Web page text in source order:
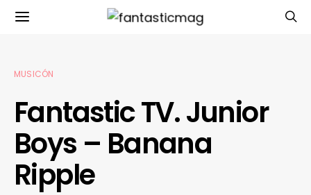
MUSICÓN
Fantastic TV. Junior
Boys – Banana
Ripple